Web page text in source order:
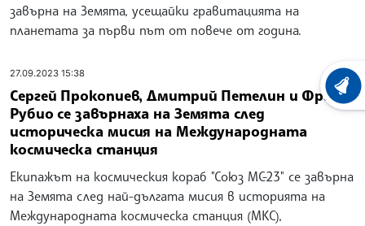
завърна на Земята, усещайки гравитацията на
планетата за първи път от повече от година.
27.09.2023 15:38
Сергей Прокопиев, Дмитрий Петелин и Франк
Рубио се завърнаха на Земята след
историческа мисия на Международната
космическа станция
Екипажът на космическия кораб "Союз МС-23" се завърна
на Земята след най-дългата мисия в историята на
Международната космическа станция (МКС),